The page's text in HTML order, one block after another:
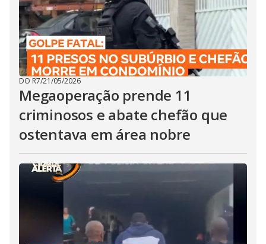
DO R7/21/05/2026
Megaoperação prende 11
criminosos e abate chefão que
ostentava em área nobre